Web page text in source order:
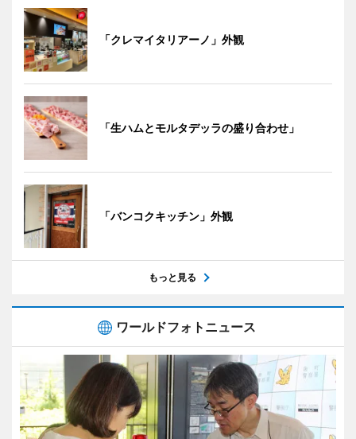
「クレマイタリアーノ」外観
「生ハムとモルタデッラの盛り合わせ」
「バンコクキッチン」外観
もっと見る
ワールドフォトニュース